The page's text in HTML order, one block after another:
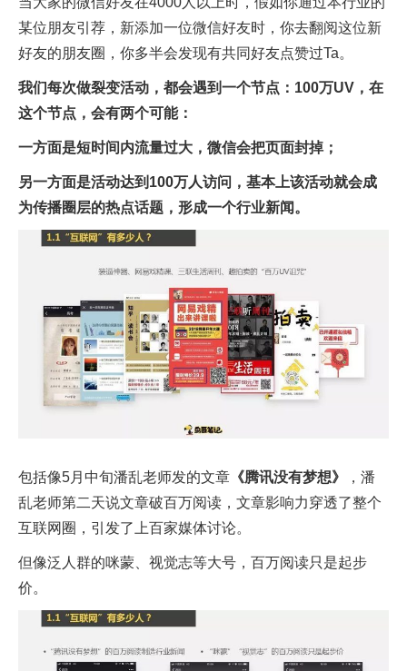
某位朋友引荐，新添加一位微信好友时，你去翻阅这位新
好友的朋友圈，你多半会发现有共同好友点赞过Ta。
我们每次做裂变活动，都会遇到一个节点：100万UV，在
这个节点，会有两个可能：
一方面是短时间内流量过大，微信会把页面封掉；
另一方面是活动达到100万人访问，基本上该活动就会成
为传播圈层的热点话题，形成一个行业新闻。
包括像5月中旬潘乱老师发的文章 《腾讯没有梦想》
，潘
乱老师第二天说文章破百万阅读，文章影响力穿透了整个
互联网圈，引发了上百家媒体讨论。
但像泛人群的咪蒙、视觉志等大号，百万阅读只是起步
价。